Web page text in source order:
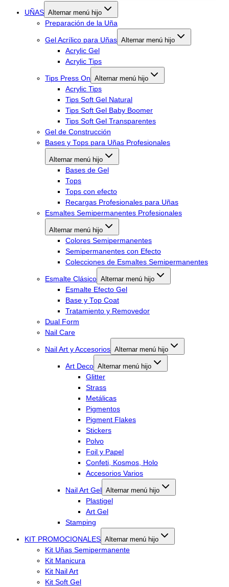
UÑAS Alternar menú hijo
Preparación de la Uña
Gel Acrílico para Uñas Alternar menú hijo
Acrylic Gel
Acrylic Tips
Tips Press On Alternar menú hijo
Acrylic Tips
Tips Soft Gel Natural
Tips Soft Gel Baby Boomer
Tips Soft Gel Transparentes
Gel de Construcción
Bases y Tops para Uñas Profesionales
Alternar menú hijo
Bases de Gel
Tops
Tops con efecto
Recargas Profesionales para Uñas
Esmaltes Semipermanentes Profesionales
Alternar menú hijo
Colores Semipermanentes
Semipermanentes con Efecto
Colecciones de Esmaltes Semipermanentes
Esmalte Clásico Alternar menú hijo
Esmalte Efecto Gel
Base y Top Coat
Tratamiento y Removedor
Dual Form
Nail Care
Nail Art y Accesorios Alternar menú hijo
Art Deco Alternar menú hijo
Glitter
Strass
Metálicas
Pigmentos
Pigment Flakes
Stickers
Polvo
Foil y Papel
Confeti, Kosmos, Holo
Accesorios Varios
Nail Art Gel
Alternar menú hijo
Plastigel
Art Gel
Stamping
KIT PROMOCIONALES Alternar menú hijo
Kit Uñas Semipermanente
Kit Manicura
Kit Nail Art
Kit Soft Gel